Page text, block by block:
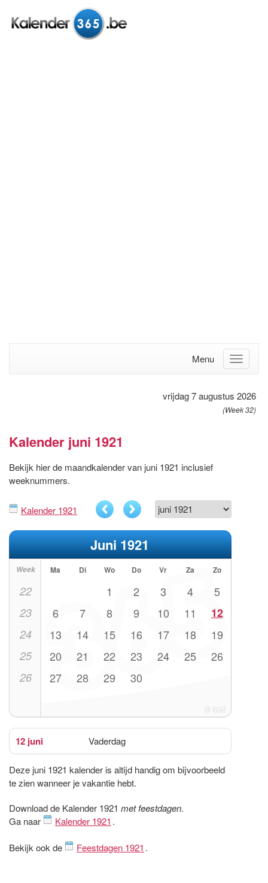
Menu
vrijdag 7 augustus 2026
(Week 32)
Kalender juni 1921
Bekijk hier de maandkalender van juni 1921 inclusief
weeknummers.
Kalender 1921
Juni 1921
Week Ma Di Wo Do Vr Za Zo
22 1 2 3 4 5
23 6 7 8 9 10 11 12
24 13 14 15 16 17 18 19
25 20 21 22 23 24 25 26
26 27 28 29 30
12 juni Vaderdag
Deze juni 1921 kalender is altijd handig om bijvoorbeeld
te zien wanneer je vakantie hebt.
Download de Kalender 1921 met feestdagen.
Ga naar
Kalender 1921 .
Bekijk ook de Feestdagen 1921 .